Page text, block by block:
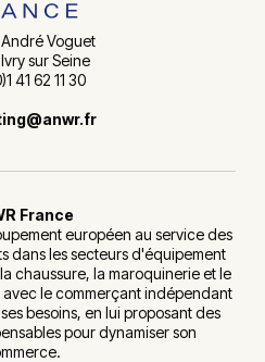
Voguet
sur Seine
41 62 11 30
France
européen au service des
dans les secteurs d'équipement
chaussure, la maroquinerie et le
avec le commerçant indépendant
besoins, en lui proposant des
pour dynamiser son